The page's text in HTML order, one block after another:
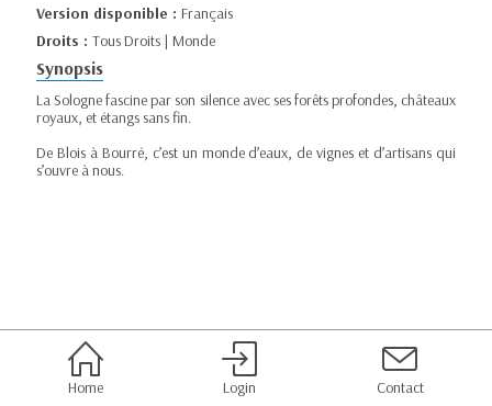
Version disponible : Français
Droits : Tous Droits | Monde
Synopsis
La Sologne fascine par son silence avec ses forêts profondes, châteaux
royaux, et étangs sans fin.
De Blois à Bourré, c’est un monde d’eaux, de vignes et d’artisans qui
s’ouvre à nous.
Home Login Contact